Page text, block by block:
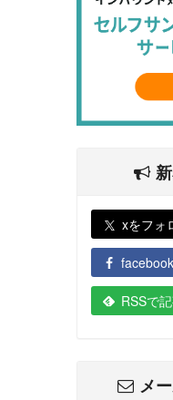
xをフォ
RSSで
メ